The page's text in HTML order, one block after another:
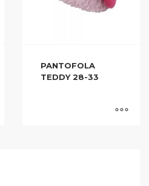
PANTOFOLA
TEDDY 28-33